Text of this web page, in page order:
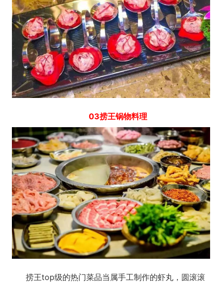
03捞王锅物料理
捞王top级的热门菜品当属手工制作的虾丸，圆滚滚